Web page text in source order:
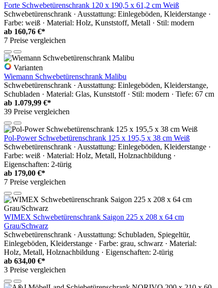
Forte Schwebetürenschrank 120 x 190,5 x 61,2 cm Weiß
Schwebetürenschrank · Ausstattung: Einlegeböden, Kleiderstange ·
Farbe: weiß · Material: Holz, Kunststoff, Metall · Stil: modern
ab 160,76 €*
7 Preise vergleichen
Varianten
Wiemann Schwebetürenschrank Malibu
Schwebetürenschrank · Ausstattung: Einlegeböden, Kleiderstange,
Schubladen · Material: Glas, Kunststoff · Stil: modern · Tiefe: 67 cm
ab 1.079,99 €*
39 Preise vergleichen
Pol-Power Schwebetürenschrank 125 x 195,5 x 38 cm Weiß
Schwebetürenschrank · Ausstattung: Einlegeböden, Kleiderstange ·
Farbe: weiß · Material: Holz, Metall, Holznachbildung ·
Eigenschaften: 2-türig
ab 179,00 €*
7 Preise vergleichen
WIMEX Schwebetürenschrank Saigon 225 x 208 x 64 cm
Grau/Schwarz
Schwebetürenschrank · Ausstattung: Schubladen, Spiegeltür,
Einlegeböden, Kleiderstange · Farbe: grau, schwarz · Material:
Holz, Metall, Holznachbildung · Eigenschaften: 2-türig
ab 634,00 €*
3 Preise vergleichen